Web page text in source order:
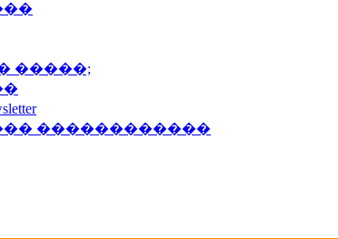
�����;
������������